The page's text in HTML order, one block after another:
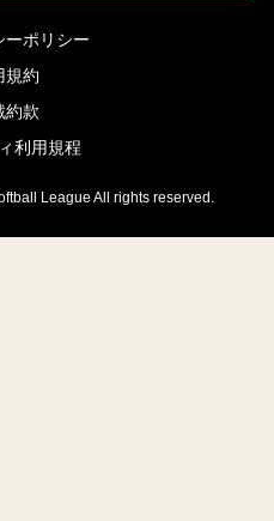
ーポリシー
規約
約款
利用規程
League All rights reserved.